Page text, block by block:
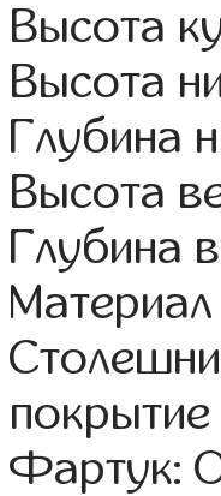
Высота
Высота
Глубина
Высота
Глубина
покрытие
Фартук: